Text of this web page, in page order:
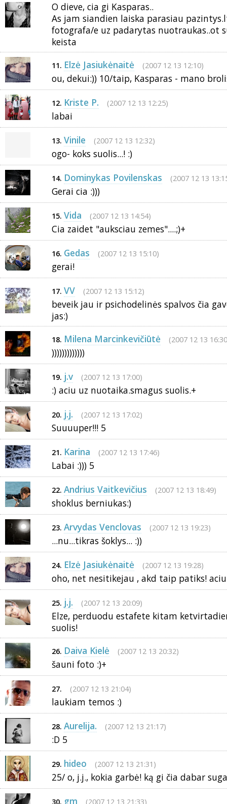
O dieve, cia gi Kasparas..
As jam siandien laiska parasiau
fotografa/e uz padarytas nuotraukas..ot
keista
11. Elzė Jasiukėnaitė (2007 12 13 12:10)
ou, dekui:)) 10/taip, Kasparas - mano
12. Kriste P. (2007 12 13 12:25)
labai
13. Vinile (2007 12 13 12:32)
ogo- koks suolis...! :)
14. Dominykas Povilenskas (2007 12 13
Gerai cia :)))
15. Vida (2007 12 13 14:54)
Cia zaidet "auksciau zemes"....;)+
16. Gedas (2007 12 13 15:10)
gerai!
17. VV (2007 12 13 15:12)
beveik jau ir psichodelinės spalvos čia
jas:)
18. Milena Marcinkevičiūtė (2007 12 13
)))))))))))))
19. j.v (2007 12 13 17:00)
:) aciu uz nuotaika.smagus suolis.+
20. j.j. (2007 12 13 17:02)
Suuuuper!!! 5
21. Karina (2007 12 13 17:46)
Labai :))) 5
22. Andrius Vaitkevičius (2007 12 13 18:49)
shoklus berniukas:)
23. Arvydas Venclovas (2007 12 13 19:23)
...nu...tikras šoklys... :))
24. Elzė Jasiukėnaitė (2007 12 13 19:28)
oho, net nesitikejau , akd taip patiks!
25. j.j. (2007 12 13 20:09)
Elze, perduodu estafete kitam
suolis!
26. Daiva Kielė (2007 12 13 20:32)
šauni foto :)+
27. (2007 12 13 21:04)
laukiam temos :)
28. Aurelija. (2007 12 13 21:17)
:D 5
29. hideo (2007 12 13 21:31)
25/ o, j.j., kokia garbė! ką gi čia dabar
30. gm (2007 12 13 21:33)